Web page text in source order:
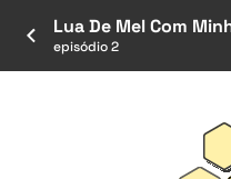
Lua De Mel Com
episódio 2